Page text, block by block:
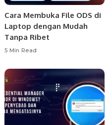
Cara Membuka File ODS di
Laptop dengan Mudah
Tanpa Ribet
5 Min Read